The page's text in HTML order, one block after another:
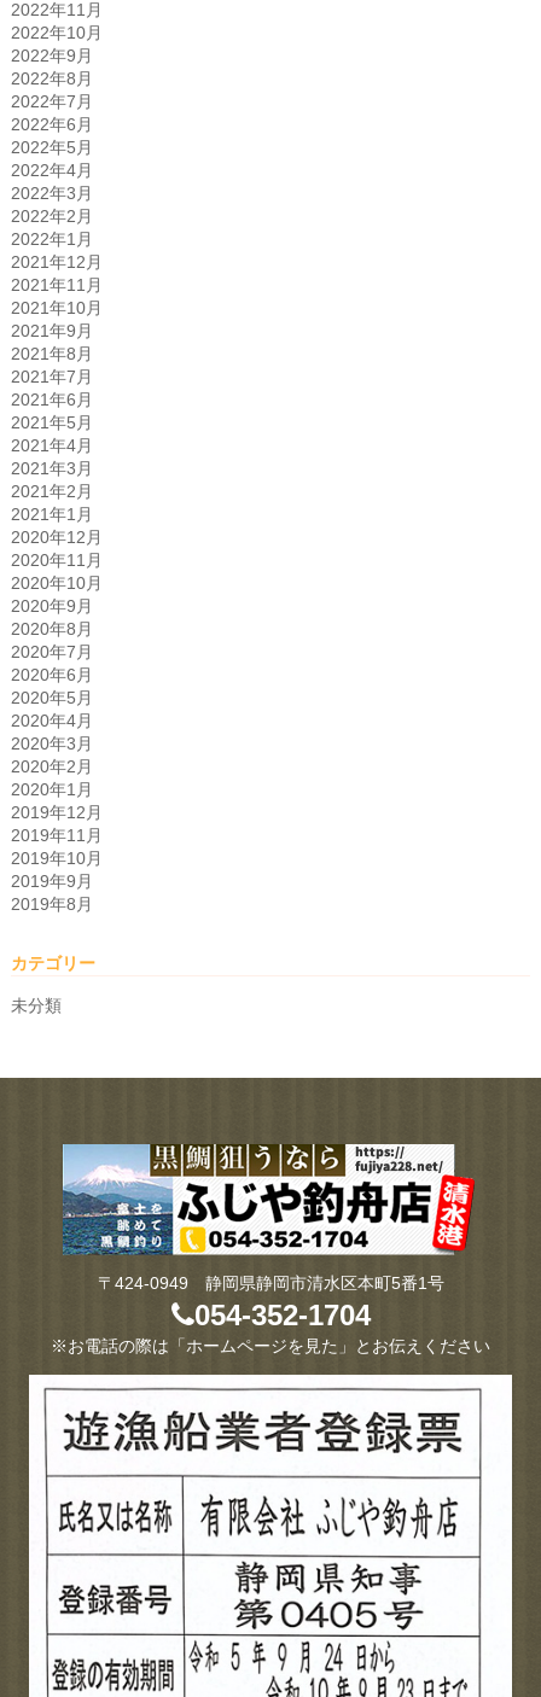
2022年11月
2022年10月
2022年9月
2022年8月
2022年7月
2022年6月
2022年5月
2022年4月
2022年3月
2022年2月
2022年1月
2021年12月
2021年11月
2021年10月
2021年9月
2021年8月
2021年7月
2021年6月
2021年5月
2021年4月
2021年3月
2021年2月
2021年1月
2020年12月
2020年11月
2020年10月
2020年9月
2020年8月
2020年7月
2020年6月
2020年5月
2020年4月
2020年3月
2020年2月
2020年1月
2019年12月
2019年11月
2019年10月
2019年9月
2019年8月
カテゴリー
未分類
〒424-0949 静岡県静岡市清水区本町5番1号
054-352-1704
※お電話の際は「ホームページを見た」とお伝えください